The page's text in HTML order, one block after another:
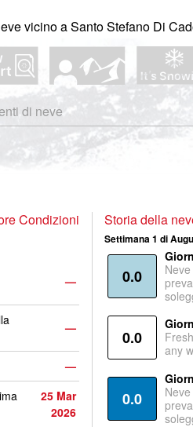
vicino a Santo Stefano Di
di neve
Condizioni
—
—
—
25 Mar
2026
Storia della
Settimana 1 di
0.0
0.0
any
0.0